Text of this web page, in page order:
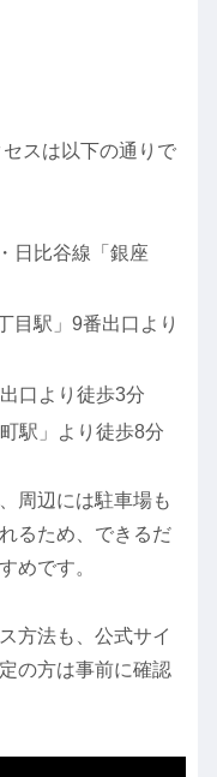
スは以下の通りで
日比谷線「銀座
目駅」9番出口より
口より徒歩3分
駅」より徒歩8分
周辺には駐車場も
るため、できるだ
めです。
方法も、公式サイ
の方は事前に確認